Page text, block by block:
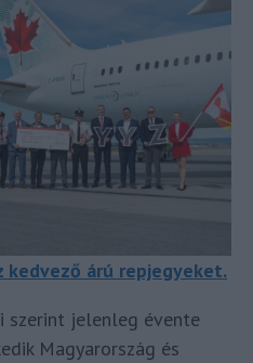
árú repjegyeket.
szerint jelenleg évente
Magyarország és